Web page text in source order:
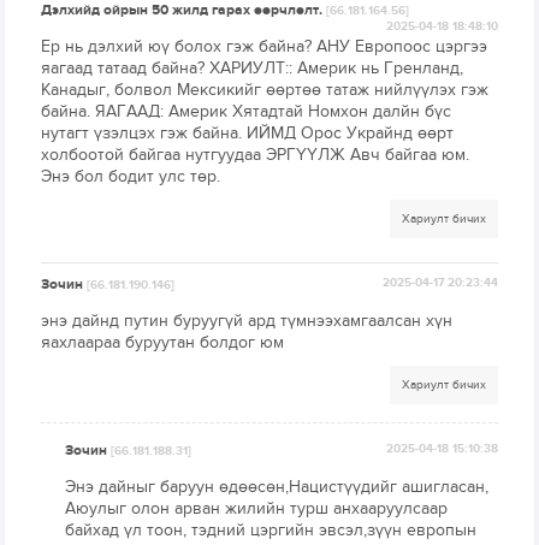
Дэлхийд ойрын 50 жилд гарах өөрчлөлт.[66.181.164.56]
2025-04-18 18:48:10
Ер нь дэлхий юү болох гэж байна? АНУ Европоос цэргээ
яагаад татаад байна? ХАРИУЛТ:: Америк нь Гренланд,
Канадыг, болвол Мексикийг өөртөө татаж нийлүүлэх гэж
байна. ЯАГААД: Америк Хятадтай Номхон далйн бүс
нутагт үзэлцэх гэж байна. ИЙМД Орос Украйнд өөрт
холбоотой байгаа нутгуудаа ЭРГҮҮЛЖ Авч байгаа юм.
Энэ бол бодит улс төр.
Хариулт бичих
Зочин[66.181.190.146] 2025-04-17 20:23:44
энэ дайнд путин буруугүй ард түмнээхамгаалсан хүн
яахлаараа буруутан болдог юм
Хариулт бичих
Зочин[66.181.188.31] 2025-04-18 15:10:38
Энэ дайныг баруун өдөөсөн,Нацистүүдийг ашигласан,
Аюулыг олон арван жилийн турш анхааруулсаар
байхад үл тоон, тэдний цэргийн эвсэл,зүүн европын